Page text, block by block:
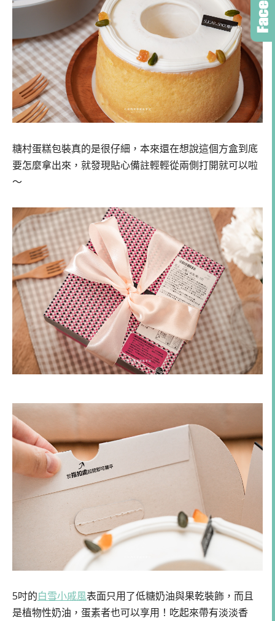
糖村蛋糕包裝真的是很仔細，本來還在想說這個方盒到底
要怎麼拿出來，就發現貼心備註輕輕從兩側打開就可以啦
～
5吋的白雪小戚風表面只用了低糖奶油與果乾裝飾，而且
是植物性奶油，蛋素者也可以享用！吃起來帶有淡淡香